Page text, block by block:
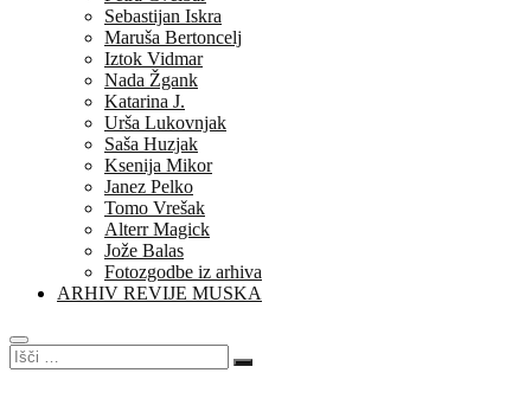
Sebastijan Iskra
Maruša Bertoncelj
Iztok Vidmar
Nada Žgank
Katarina J.
Urša Lukovnjak
Saša Huzjak
Ksenija Mikor
Janez Pelko
Tomo Vrešak
Alterr Magick
Jože Balas
Fotozgodbe iz arhiva
ARHIV REVIJE MUSKA
Išči
…